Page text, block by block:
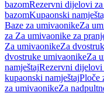
bazomRezervni dijelovi
bazomKupaonski
Baze za umivaonikeZa
za Za umivaonike za
Za umivaonikeZa
dvostruke umivaonikeZa
namještajRezervni dijelovi
kupaonski namještajPloče
za umivaonikeZa